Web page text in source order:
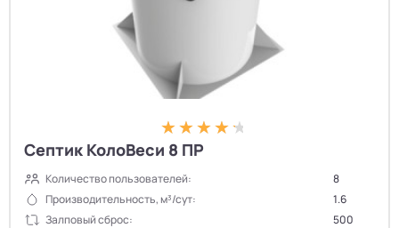
Септик КолоВеси 8 ПР
Количество пользователей:
8
Производительность, м³/сут:
1.6
Залповый сброс:
500